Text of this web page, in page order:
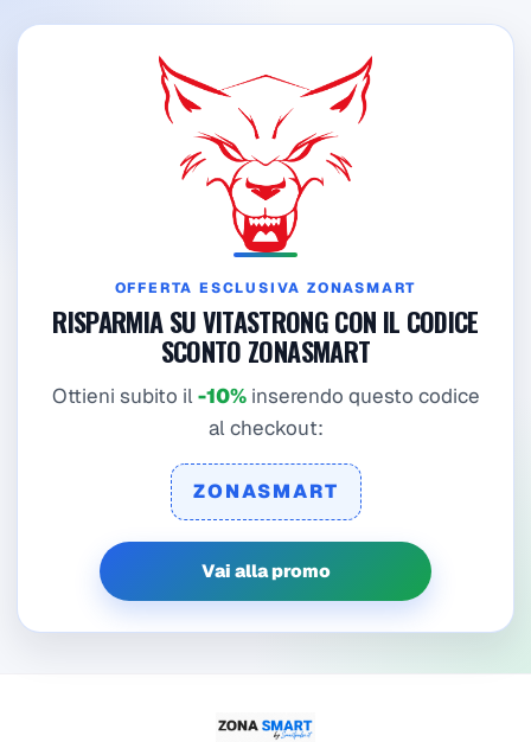
OFFERTA ESCLUSIVA ZONASMART
RISPARMIA SU VITASTRONG CON IL CODICE
SCONTO ZONASMART
Ottieni subito il -10%inserendo questo codice
al checkout:
ZONASMART
Vai alla promo